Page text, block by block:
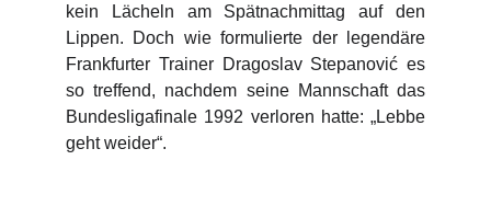
kein Lächeln am Spätnachmittag auf den
Lippen. Doch wie formulierte der legendäre
Frankfurter Trainer Dragoslav Stepanović es
so treffend, nachdem seine Mannschaft das
Bundesligafinale 1992 verloren hatte: „Lebbe
geht weider“.